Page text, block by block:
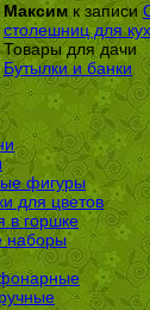
Максимк записи
столешниц для
Товары для дачи
Бутылки и банки
фигуры
для цветов
в горшке
наборы